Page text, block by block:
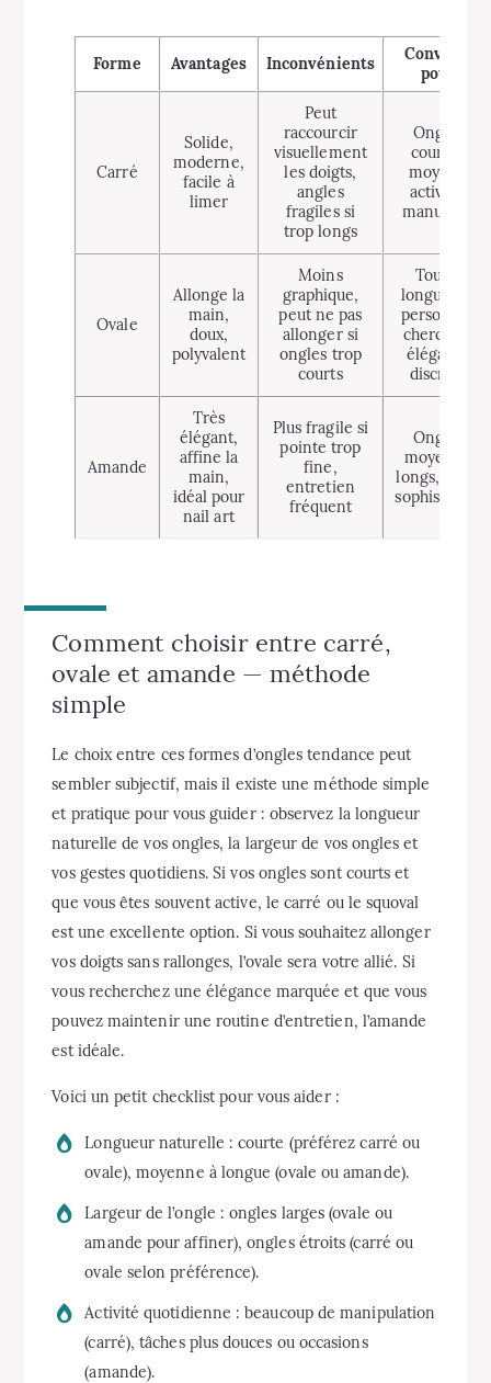
Forme Avantages Inconvénients
Convient
pour
Carré
Solide,
moderne,
facile à
limer
Peut
raccourcir
visuellement
les doigts,
angles
fragiles si
trop longs
Ongles
courts à
moyens,
activités
manuelles
Ovale
Allonge la
main,
doux,
polyvalent
Moins
graphique,
peut ne pas
allonger si
ongles trop
courts
Toutes
longueurs,
personnes
cherchant
élégance
discrète
Amande
Très
élégant,
affine la
main,
idéal pour
nail art
Plus fragile si
pointe trop
fine,
entretien
fréquent
Ongles
moyens à
longs, looks
sophistiqués
Comment choisir entre carré,
ovale et amande — méthode
simple
Le choix entre ces formes d’ongles tendance peut
sembler subjectif, mais il existe une méthode simple
et pratique pour vous guider : observez la longueur
naturelle de vos ongles, la largeur de vos ongles et
vos gestes quotidiens. Si vos ongles sont courts et
que vous êtes souvent active, le carré ou le squoval
est une excellente option. Si vous souhaitez allonger
vos doigts sans rallonges, l’ovale sera votre allié. Si
vous recherchez une élégance marquée et que vous
pouvez maintenir une routine d’entretien, l’amande
est idéale.
Voici un petit checklist pour vous aider :
Longueur naturelle : courte (préférez carré ou
ovale), moyenne à longue (ovale ou amande).
Largeur de l’ongle : ongles larges (ovale ou
amande pour affiner), ongles étroits (carré ou
ovale selon préférence).
Activité quotidienne : beaucoup de manipulation
(carré), tâches plus douces ou occasions
(amande).